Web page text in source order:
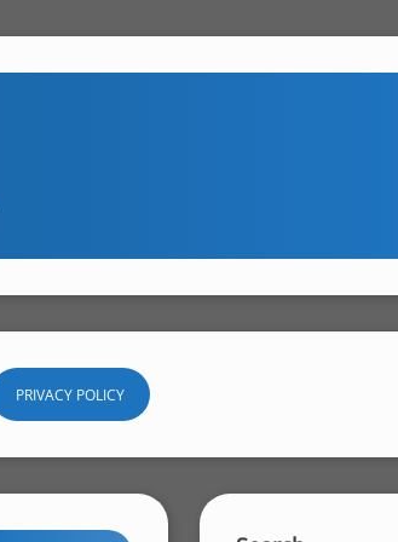
PRIVACY POLICY